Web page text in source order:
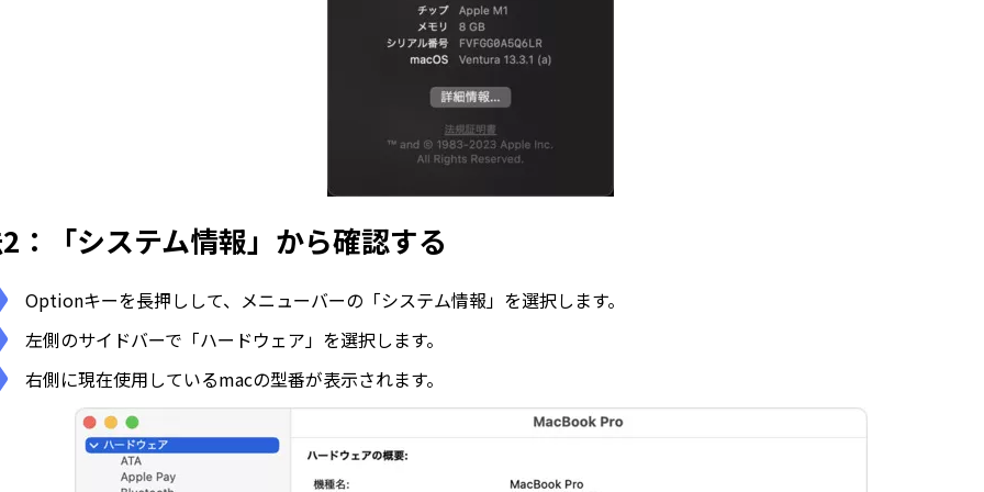
：「システム情報」から確認する
Optionキーを長押しして、メニューバーの「システム情報」を選択します。
左側のサイドバーで「ハードウェア」を選択します。
右側に現在使用しているmacの型番が表示されます。